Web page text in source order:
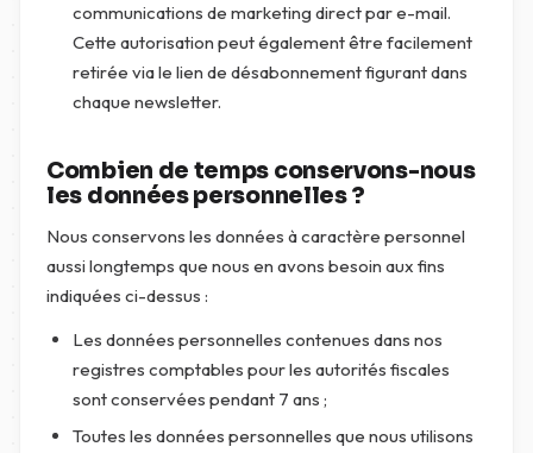
communications de marketing direct par e-mail.
Cette autorisation peut également être facilement
retirée via le lien de désabonnement figurant dans
chaque newsletter.
Combien de temps conservons-nous
les données personnelles ?
Nous conservons les données à caractère personnel
aussi longtemps que nous en avons besoin aux fins
indiquées ci-dessus :
Les données personnelles contenues dans nos
registres comptables pour les autorités fiscales
sont conservées pendant 7 ans ;
Toutes les données personnelles que nous utilisons